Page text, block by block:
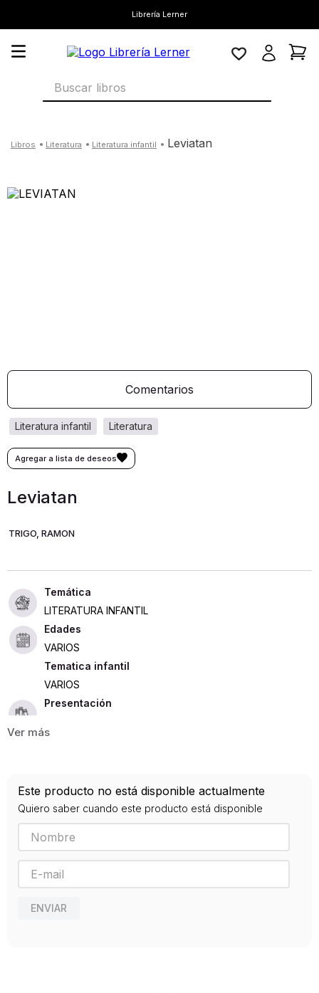
Librería Lerner
Buscar libros
literatura literatura infantil leviatan
Comentarios
literatura
literatura infantil
Leviatan
TRIGO, RAMON
LITERATURA INFANTIL
Edades
VARIOS
Tematica infantil
VARIOS
Presentación
9788415250814
Editorial
FAKTORIA DE LIBROS
Año de publicación
2014
Este producto no está disponible actualmente
Quiero saber cuando este producto está disponible
ENVIAR